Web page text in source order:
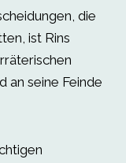
die
ist Rins
an seine Feinde